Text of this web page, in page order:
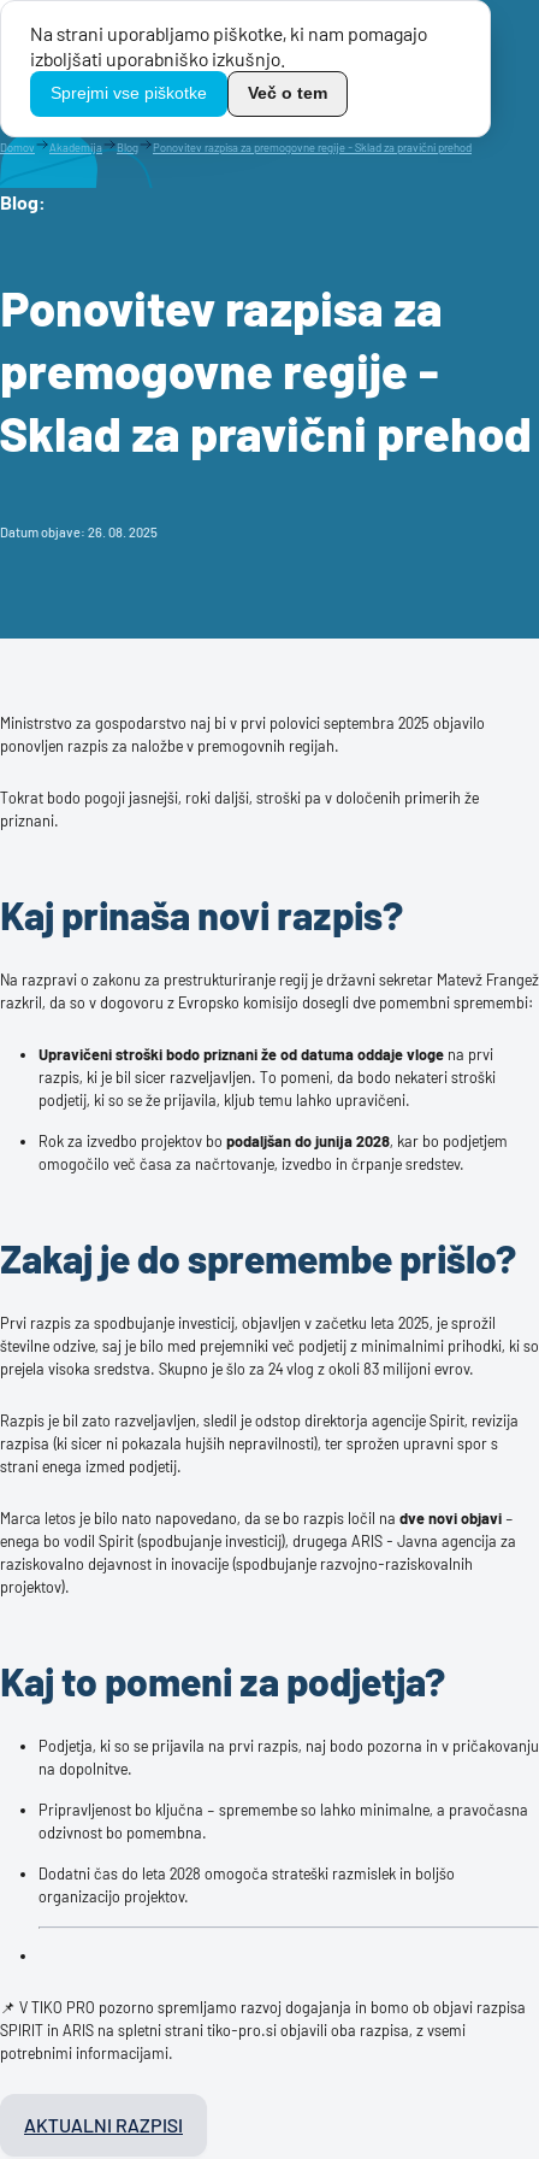
Na strani uporabljamo piškotke, ki nam pomagajo
izboljšati uporabniško izkušnjo.
Sprejmi vse piškotke Več o tem
TikoPro
Menu
Domov Akademija Blog Ponovitev razpisa za premogovne regije - Sklad za pravični prehod
Blog:
Ponovitev razpisa za
premogovne regije -
Sklad za pravični prehod
Datum objave: 26. 08. 2025
Ministrstvo za gospodarstvo naj bi v prvi polovici septembra 2025 objavilo
ponovljen razpis za naložbe v premogovnih regijah.
Tokrat bodo pogoji jasnejši, roki daljši, stroški pa v določenih primerih že
priznani.
Kaj prinaša novi razpis?
Na razpravi o zakonu za prestrukturiranje regij je državni sekretar Matevž Frangež
razkril, da so v dogovoru z Evropsko komisijo dosegli dve pomembni spremembi:
Upravičeni stroški bodo priznani že od datuma oddaje vloge na prvi
razpis, ki je bil sicer razveljavljen. To pomeni, da bodo nekateri stroški
podjetij, ki so se že prijavila, kljub temu lahko upravičeni.
Rok za izvedbo projektov bo podaljšan do junija 2028, kar bo podjetjem
omogočilo več časa za načrtovanje, izvedbo in črpanje sredstev.
Zakaj je do spremembe prišlo?
Prvi razpis za spodbujanje investicij, objavljen v začetku leta 2025, je sprožil
številne odzive, saj je bilo med prejemniki več podjetij z minimalnimi prihodki, ki so
prejela visoka sredstva. Skupno je šlo za 24 vlog z okoli 83 milijoni evrov.
Razpis je bil zato razveljavljen, sledil je odstop direktorja agencije Spirit, revizija
razpisa (ki sicer ni pokazala hujših nepravilnosti), ter sprožen upravni spor s
strani enega izmed podjetij.
Marca letos je bilo nato napovedano, da se bo razpis ločil na dve novi objavi –
enega bo vodil Spirit (spodbujanje investicij), drugega ARIS - Javna agencija za
raziskovalno dejavnost in inovacije (spodbujanje razvojno-raziskovalnih
projektov).
Kaj to pomeni za podjetja?
Podjetja, ki so se prijavila na prvi razpis, naj bodo pozorna in v pričakovanju
na dopolnitve.
Pripravljenost bo ključna – spremembe so lahko minimalne, a pravočasna
odzivnost bo pomembna.
Dodatni čas do leta 2028 omogoča strateški razmislek in boljšo
organizacijo projektov.
📌 V TIKO PRO pozorno spremljamo razvoj dogajanja in bomo ob objavi razpisa
SPIRIT in ARIS na spletni strani tiko-pro.si objavili oba razpisa, z vsemi
potrebnimi informacijami.
AKTUALNI RAZPISI